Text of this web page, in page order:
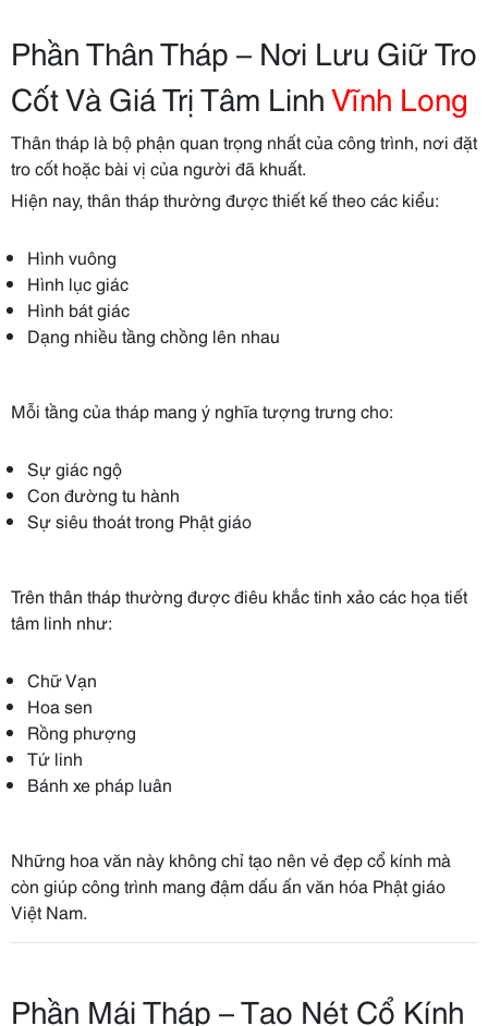
Phần Thân Tháp – Nơi Lưu Giữ Tro
Cốt Và Giá Trị Tâm LinhVĩnh Long
Thân tháp là bộ phận quan trọng nhất của công trình, nơi đặt
tro cốt hoặc bài vị của người đã khuất.
Hiện nay, thân tháp thường được thiết kế theo các kiểu:
Hình vuông
Hình lục giác
Hình bát giác
Dạng nhiều tầng chồng lên nhau
Mỗi tầng của tháp mang ý nghĩa tượng trưng cho:
Sự giác ngộ
Con đường tu hành
Sự siêu thoát trong Phật giáo
Trên thân tháp thường được điêu khắc tinh xảo các họa tiết
tâm linh như:
Chữ Vạn
Hoa sen
Rồng phượng
Tứ linh
Bánh xe pháp luân
Những hoa văn này không chỉ tạo nên vẻ đẹp cổ kính mà
còn giúp công trình mang đậm dấu ấn văn hóa Phật giáo
Việt Nam.
Phần Mái Tháp – Tạo Nét Cổ Kính